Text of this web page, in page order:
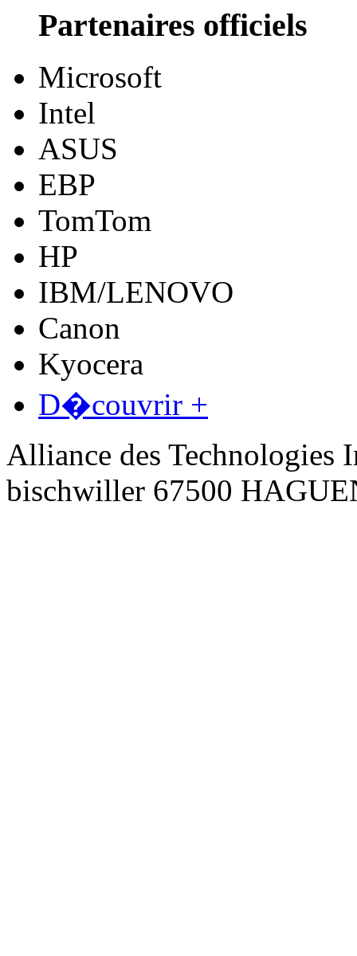
Partenaires officiels
Microsoft
Intel
ASUS
EBP
TomTom
HP
IBM/LENOVO
Canon
Kyocera
D�couvrir +
Alliance des Technologies
bischwiller 67500